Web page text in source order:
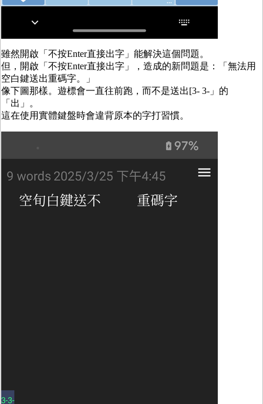
雖然開啟「不按Enter直接出字」能解決這個問題。
但，開啟「不按Enter直接出字」，造成的新問題是：「無法用
空白鍵送出重碼字。」
像下圖那樣。遊標會一直往前跑，而不是送出[3- 3-」的
「出」。
這在使用實體鍵盤時會違背原本的字打習慣。